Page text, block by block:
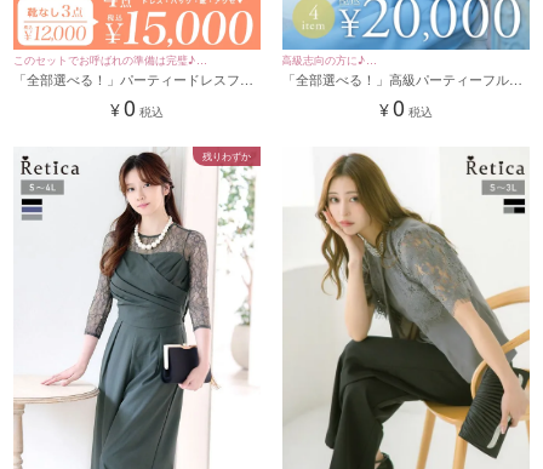
このセットでお呼ばれの準備は完璧♪
※0円でご購入頂けるものではございません。
「全部選べる！」パーティードレスフル
コーデセット (ドレス1点＋バッグ1点＋
アクセ1点+靴1足/4点15000円(税込)/靴な
¥0 税込
高級志向の方に♪
※0円でご購入頂けるものではございません。
「全部選べる！」高級パーティーフルコ
ーデセット (ドレス1点＋バッグ1点＋ア
クセ1点+靴1足/4点20000円(税込)
¥0 税込
残りわずか